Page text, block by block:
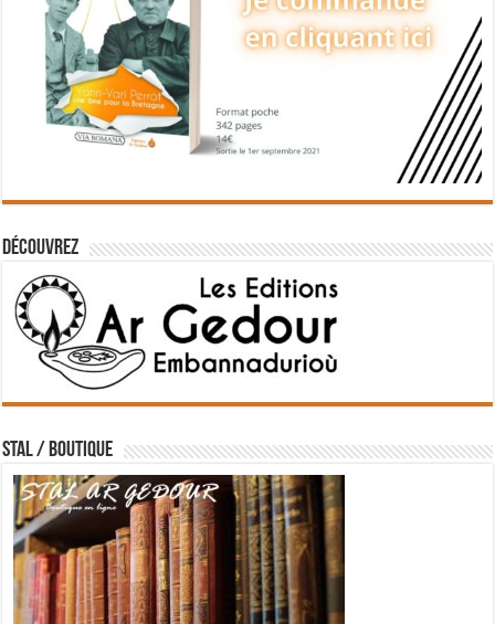
Découvrez
STAL / BOUTIQUE